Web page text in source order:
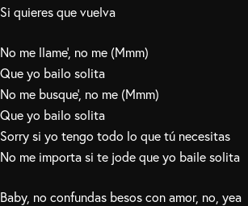
Si quieres que vuelva
No me llame’, no me (Mmm)
Que yo bailo solita
No me busque’, no me (Mmm)
Que yo bailo solita
Sorry si yo tengo todo lo que tú necesitas
No me importa si te jode que yo baile solita
Baby, no confundas besos con amor, no, yea